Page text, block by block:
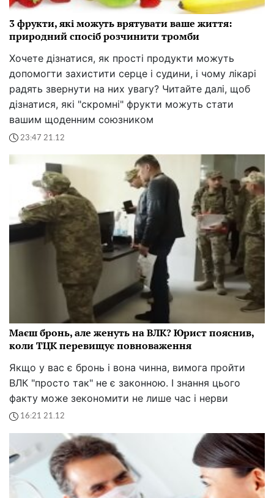
3 фрукти, які можуть врятувати ваше життя:
природний спосіб розчинити тромби
Хочете дізнатися, як прості продукти можуть
допомогти захистити серце і судини, і чому лікарі
радять звернути на них увагу? Читайте далі, щоб
дізнатися, які "скромні" фрукти можуть стати
вашим щоденним союзником
23:47 21.12
Маєш бронь, але женуть на ВЛК? Юрист пояснив,
коли ТЦК перевищує повноваження
Якщо у вас є бронь і вона чинна, вимога пройти
ВЛК "просто так" не є законною. І знання цього
факту може зекономити не лише час і нерви
16:21 21.12